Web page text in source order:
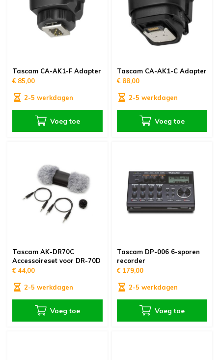
Tascam CA-AK1-F Adapter
€ 85,00
2-5 werkdagen
Voeg toe
Tascam CA-AK1-C Adapter
€ 88,00
2-5 werkdagen
Voeg toe
Tascam AK-DR70C
Accessoireset voor DR-70D
€ 44,00
2-5 werkdagen
Voeg toe
Tascam DP-006 6-sporen
recorder
€ 179,00
2-5 werkdagen
Voeg toe